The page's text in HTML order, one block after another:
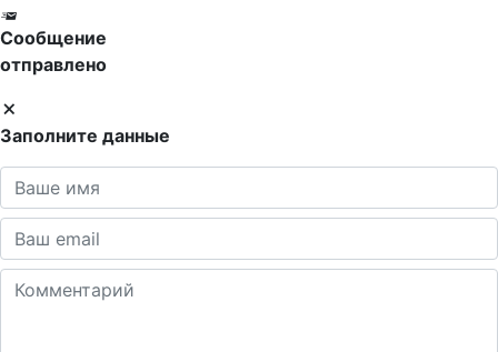
Сообщение
отправлено
Заполните данные